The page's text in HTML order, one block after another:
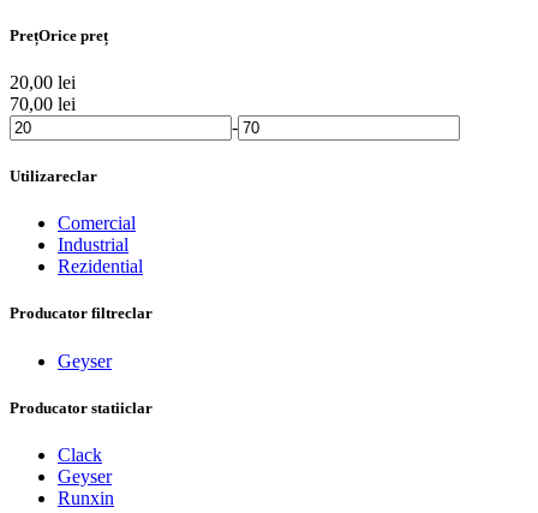
PrețOrice preț
20,00 lei
70,00 lei
-
Utilizareclar
Comercial
Industrial
Rezidential
Producator filtreclar
Geyser
Producator statiiclar
Clack
Geyser
Runxin